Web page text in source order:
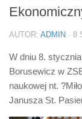
Media
Życiorys
Biuro
AUTOR: ADMIN · 8
W dniu 8.
Borusewicz w
naukowej nt.
Janusza St.